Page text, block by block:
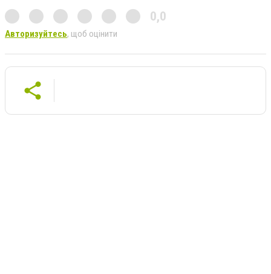
0,0
Авторизуйтесь, щоб оцінити